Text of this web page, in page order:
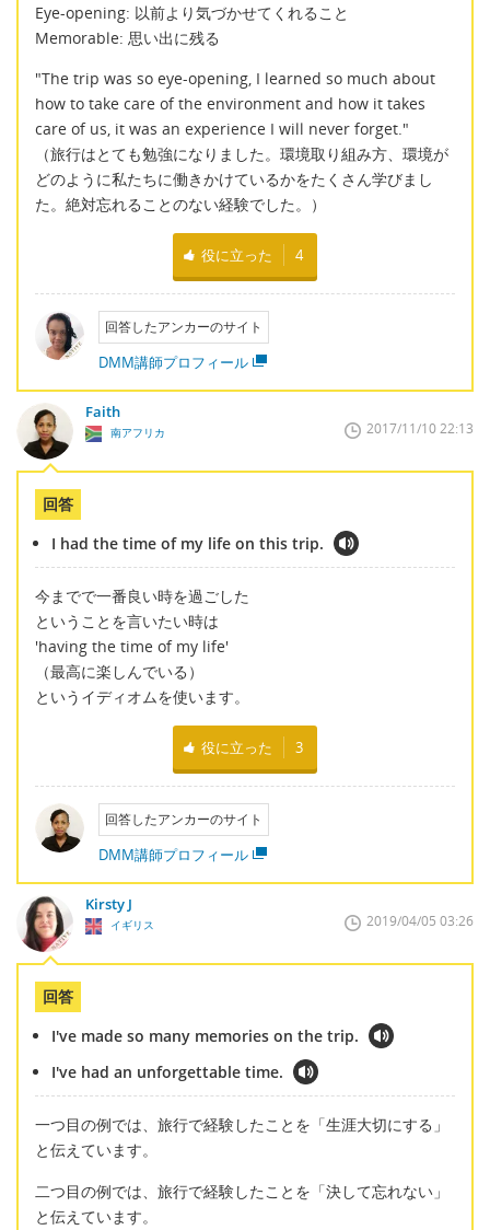
Eye-opening: 以前より気づかせてくれること
Memorable: 思い出に残る
"The trip was so eye-opening, I learned so much about
how to take care of the environment and how it takes
care of us, it was an experience I will never forget."
（旅行はとても勉強になりました。環境取り組み方、環境が
どのように私たちに働きかけているかをたくさん学びまし
た。絶対忘れることのない経験でした。）
役に立った 4
回答したアンカーのサイト
DMM講師プロフィール
Faith
南アフリカ 2017/11/10 22:13
回答
I had the time of my life on this trip.
今までで一番良い時を過ごした
ということを言いたい時は
'having the time of my life'
（最高に楽しんでいる）
というイディオムを使います。
役に立った 3
回答したアンカーのサイト
DMM講師プロフィール
Kirsty J
イギリス 2019/04/05 03:26
回答
I've made so many memories on the trip.
I've had an unforgettable time.
一つ目の例では、旅行で経験したことを「生涯大切にする」
と伝えています。
二つ目の例では、旅行で経験したことを「決して忘れない」
と伝えています。